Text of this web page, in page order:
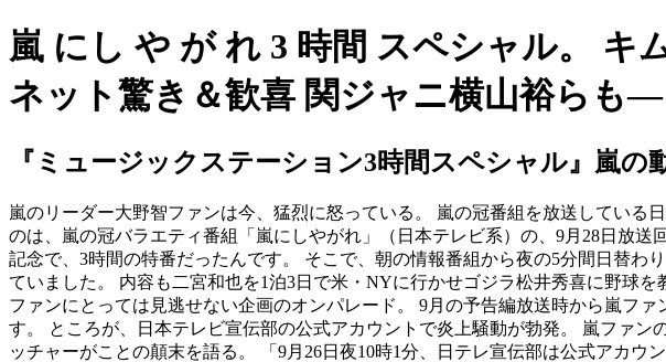
嵐 にし や が れ 3 時間 スペシャル。 キ
ネット驚き＆歓喜 関ジャニ横山裕らも
『ミュージックステーション3時間スペシャル』嵐の
嵐のリーダー大野智ファンは今、猛烈に怒っている。 嵐の冠番組を放送してい
のは、嵐の冠バラエティ番組「嵐にしやがれ」（日本テレビ系）の、9月28日放
記念で、3時間の特番だったんです。 そこで、朝の情報番組から夜の5分間日替
ていました。 内容も二宮和也を1泊3日で米・NYに行かせゴジラ松井秀喜に野球
ファンにとっては見逃せない企画のオンパレード。 9月の予告編放送時から嵐フ
す。 ところが、日本テレビ宣伝部の公式アカウントで炎上騒動が勃発。 嵐ファ
ッチャーがことの顛末を語る。 「9月26日夜10時1分、日テレ宣伝部は公式アカ